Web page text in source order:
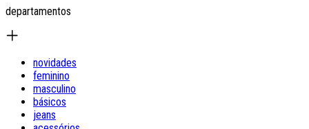
departamentos
novidades
feminino
masculino
básicos
jeans